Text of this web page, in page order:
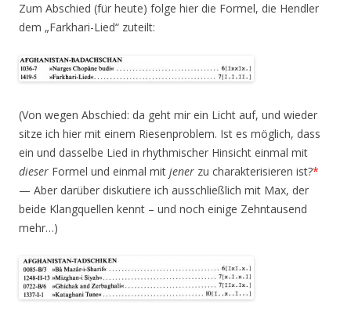
Zum Abschied (für heute) folge hier die Formel, die Hendler
dem „Farkhari-Lied“ zuteilt:
(Von wegen Abschied: da geht mir ein Licht auf, und wieder
sitze ich hier mit einem Riesenproblem. Ist es möglich, dass
ein und dasselbe Lied in rhythmischer Hinsicht einmal mit
dieser Formel und einmal mit jener zu charakterisieren ist?*
— Aber darüber diskutiere ich ausschließlich mit Max, der
beide Klangquellen kennt – und noch einige Zehntausend
mehr…)